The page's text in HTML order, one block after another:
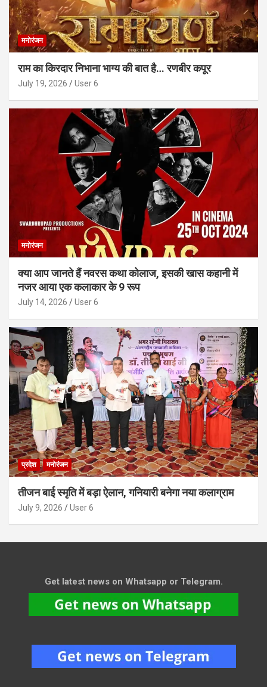
मनोरंजन
राम का किरदार निभाना भाग्य की बात है… रणबीर कपूर
July 19, 2026 User 6
मनोरंजन
क्या आप जानते हैं नवरस कथा कोलाज, इसकी खास कहानी में
नजर आया एक कलाकार के 9 रूप
July 14, 2026 User 6
प्रदेश मनोरंजन
तीजन बाई स्मृति में बड़ा ऐलान, गनियारी बनेगा नया कलाग्राम
July 9, 2026 User 6
Get latest news on Whatsapp or Telegram.